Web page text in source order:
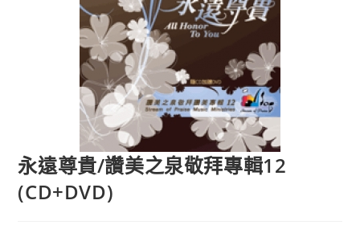
永遠尊貴/讚美之泉敬拜專輯12
(CD+DVD)